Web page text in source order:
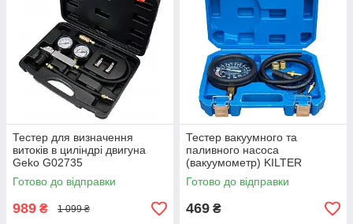
Тестер для визначення
витоків в циліндрі двигуна
Geko G02735
Готово до відправки
989 ₴ 1 099 ₴
Тестер вакуумного та
паливного насоса
(вакуумометр) KILTER
K03004, 6 елементів
Готово до відправки
469 ₴